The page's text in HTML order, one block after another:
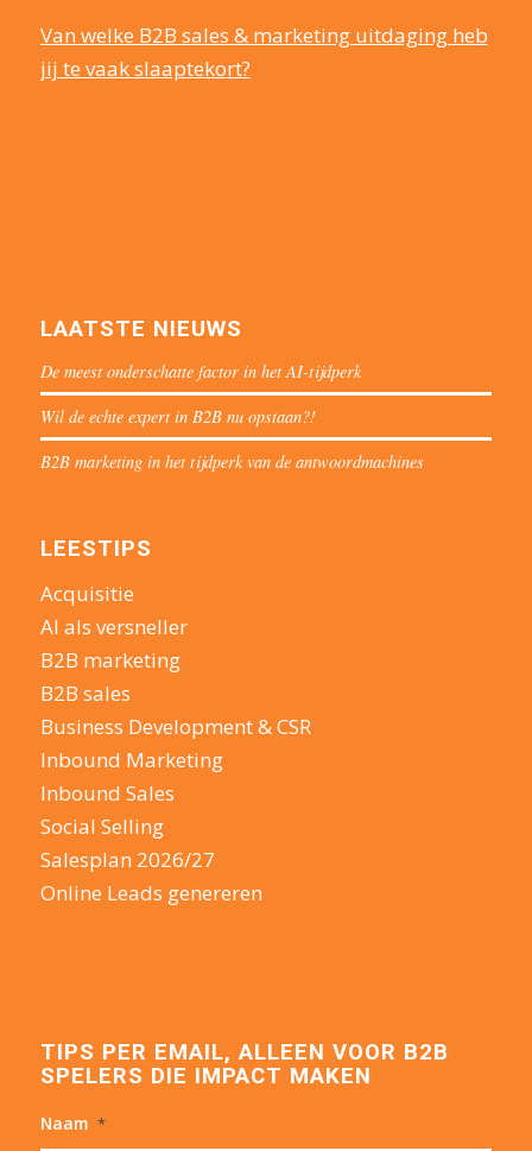
Van welke B2B sales & marketing uitdaging heb
jij te vaak slaaptekort?
LAATSTE NIEUWS
De meest onderschatte factor in het AI-tijdperk
Wil de echte expert in B2B nu opstaan?!
B2B marketing in het tijdperk van de antwoordmachines
LEESTIPS
Acquisitie
AI als versneller
B2B marketing
B2B sales
Business Development & CSR
Inbound Marketing
Inbound Sales
Social Selling
Salesplan 2026/27
Online Leads genereren
TIPS PER EMAIL, ALLEEN VOOR B2B
SPELERS DIE IMPACT MAKEN
Naam *